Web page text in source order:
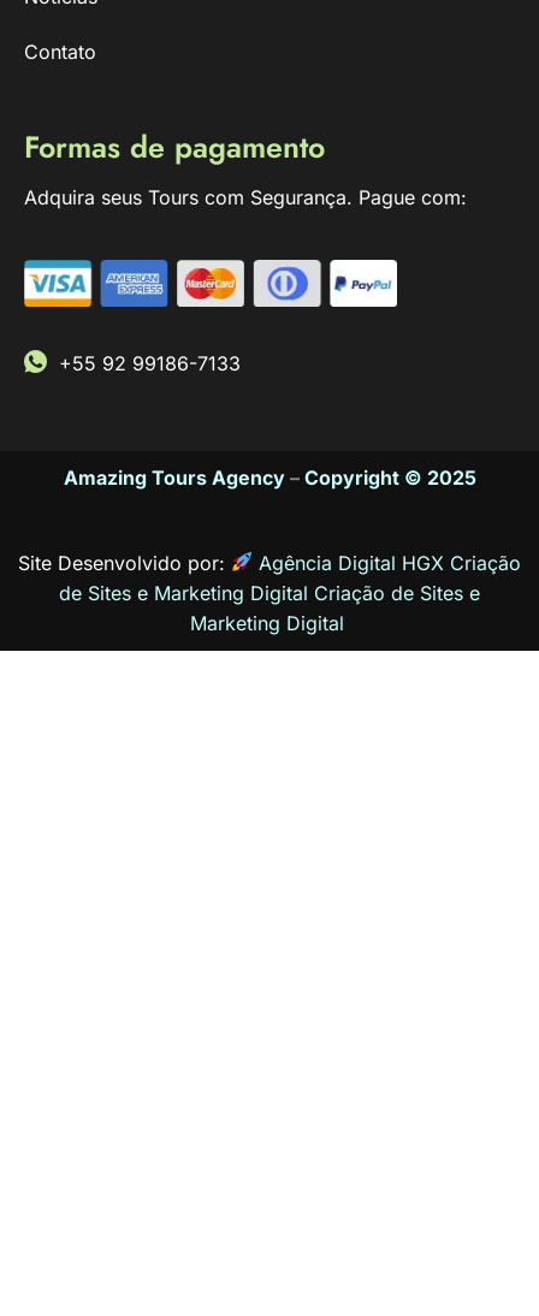
Contato
Formas de pagamento
Adquira seus Tours com Segurança. Pague com:
+55 92 99186-7133
Amazing Tours Agency– Copyright © 2025
Site Desenvolvido por:
Agência Digital HGX Criação
de Sites e Marketing Digital Criação de Sites e
Marketing Digital